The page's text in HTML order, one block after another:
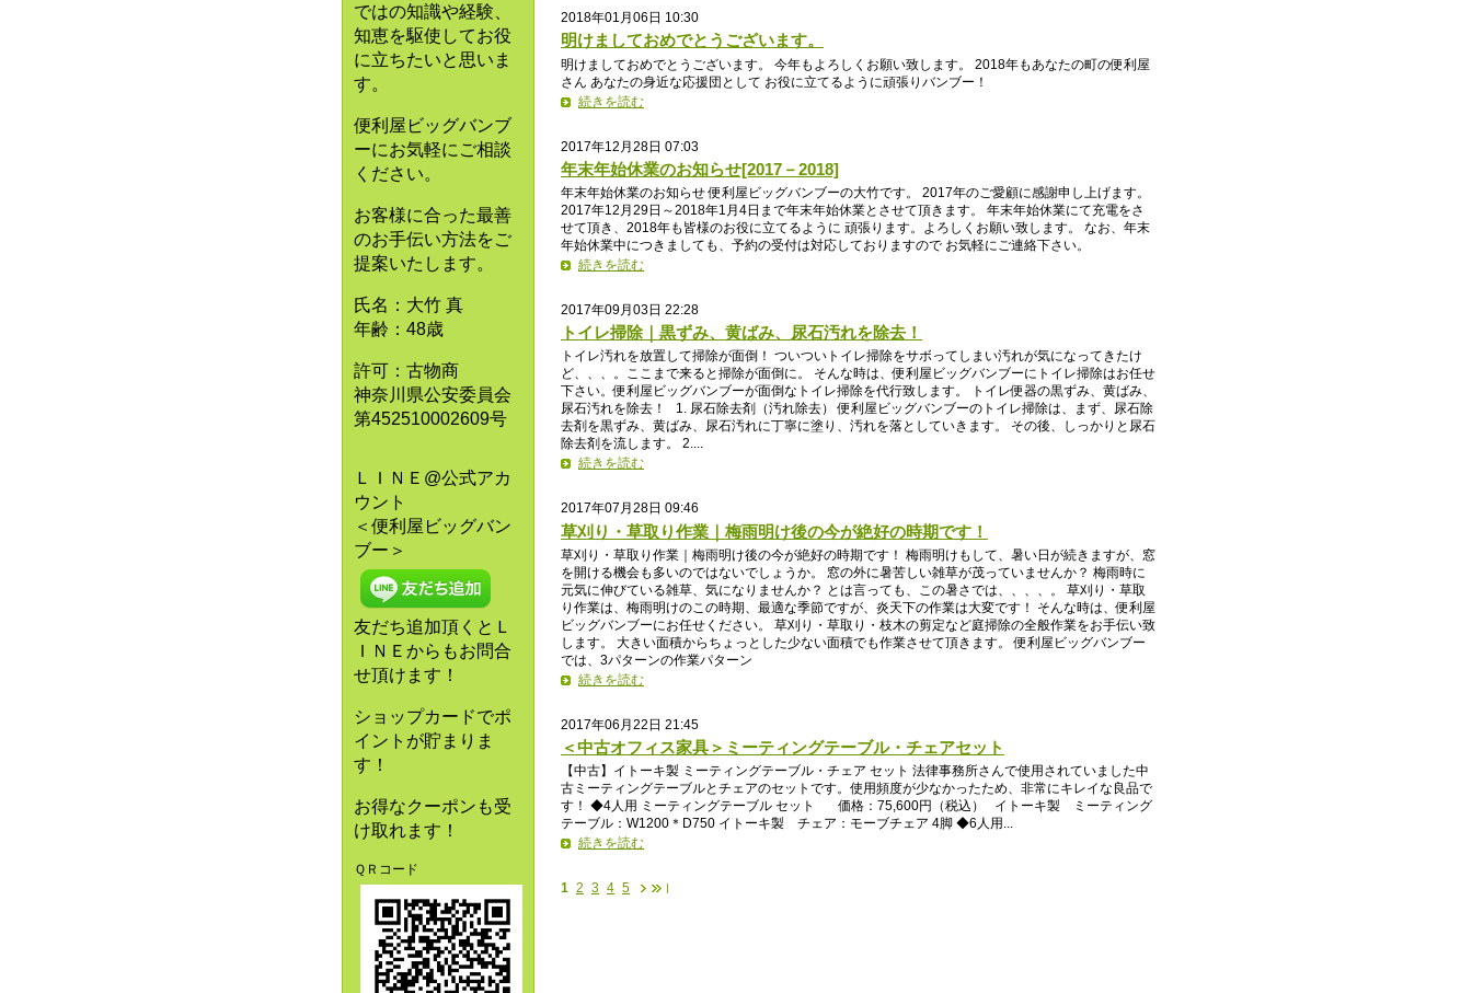
2018年01月06日 10:30
明けましておめでとうございます。
明けましておめでとうございます。 今年もよろしくお願い致します。 2018年もあなたの町の便利屋
さん あなたの身近な応援団として お役に立てるように頑張りバンブー！
続きを読む
2017年12月28日 07:03
年末年始休業のお知らせ[2017－2018]
年末年始休業のお知らせ 便利屋ビッグバンブーの大竹です。 2017年のご愛顧に感謝申し上げます。
2017年12月29日～2018年1月4日まで年末年始休業とさせて頂きます。 年末年始休業にて充電をさ
せて頂き、2018年も皆様のお役に立てるように 頑張ります。よろしくお願い致します。 なお、年末
年始休業中につきましても、予約の受付は対応しておりますので お気軽にご連絡下さい。
続きを読む
2017年09月03日 22:28
トイレ掃除｜黒ずみ、黄ばみ、尿石汚れを除去！
トイレ汚れを放置して掃除が面倒！ ついついトイレ掃除をサボってしまい汚れが気になってきたけ
ど、、、。ここまで来ると掃除が面倒に。 そんな時は、便利屋ビッグバンブーにトイレ掃除はお任せ
下さい。便利屋ビッグバンブーが面倒なトイレ掃除を代行致します。 トイレ便器の黒ずみ、黄ばみ、
尿石汚れを除去！ 1. 尿石除去剤（汚れ除去） 便利屋ビッグバンブーのトイレ掃除は、まず、尿石除
去剤を黒ずみ、黄ばみ、尿石汚れに丁寧に塗り、汚れを落としていきます。 その後、しっかりと尿石
除去剤を流します。 2....
続きを読む
2017年07月28日 09:46
草刈り・草取り作業｜梅雨明け後の今が絶好の時期です！
草刈り・草取り作業｜梅雨明け後の今が絶好の時期です！ 梅雨明けもして、暑い日が続きますが、窓
を開ける機会も多いのではないでしょうか。 窓の外に暑苦しい雑草が茂っていませんか？ 梅雨時に
元気に伸びている雑草、気になりませんか？ とは言っても、この暑さでは、、、、。 草刈り・草取
り作業は、梅雨明けのこの時期、最適な季節ですが、炎天下の作業は大変です！ そんな時は、便利屋
ビッグバンブーにお任せください。 草刈り・草取り・枝木の剪定など庭掃除の全般作業をお手伝い致
します。 大きい面積からちょっとした少ない面積でも作業させて頂きます。 便利屋ビッグバンブー
では、3パターンの作業パターン
続きを読む
2017年06月22日 21:45
＜中古オフィス家具＞ミーティングテーブル・チェアセット
【中古】イトーキ製 ミーティングテーブル・チェア セット 法律事務所さんで使用されていました中
古ミーティングテーブルとチェアのセットです。使用頻度が少なかったため、非常にキレイな良品で
す！ ◆4人用 ミーティングテーブル セット 価格：75,600円（税込） イトーキ製 ミーティング
テーブル：W1200＊D750 イトーキ製 チェア：モーブチェア 4脚 ◆6人用...
続きを読む
1 2 3 4 5
ではの知識や経験、
知恵を駆使してお役
に立ちたいと思いま
す。
便利屋ビッグバンブ
ーにお気軽にご相談
ください。
お客様に合った最善
のお手伝い方法をご
提案いたします。
氏名：大竹 真
年齢：48歳
許可：古物商
神奈川県公安委員会
第452510002609号
ＬＩＮＥ@公式アカ
ウント
＜便利屋ビッグバン
ブー＞
友だち追加頂くとＬ
ＩＮＥからもお問合
せ頂けます！
ショップカードでポ
イントが貯まりま
す！
お得なクーポンも受
け取れます！
ＱＲコード